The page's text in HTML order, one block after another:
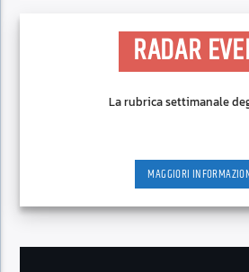
RADAR
La rubrica settimanale
MAGGIORI